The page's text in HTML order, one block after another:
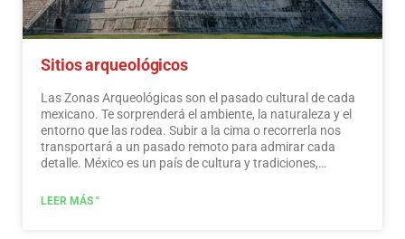
en cuenta las motivaciones y necesidades de los viajeros.
…Leer más
Sitios arqueológicos
Las Zonas Arqueológicas son el pasado cultural de cada
mexicano. Te sorprenderá el ambiente, la naturaleza y el
entorno que las rodea. Subir a la cima o recorrerla nos
transportará a un pasado remoto para admirar cada
detalle. México es un país de cultura y tradiciones,
prehispánicos de este vasto territorio. Si bien es cierto que
LEER MÁS "